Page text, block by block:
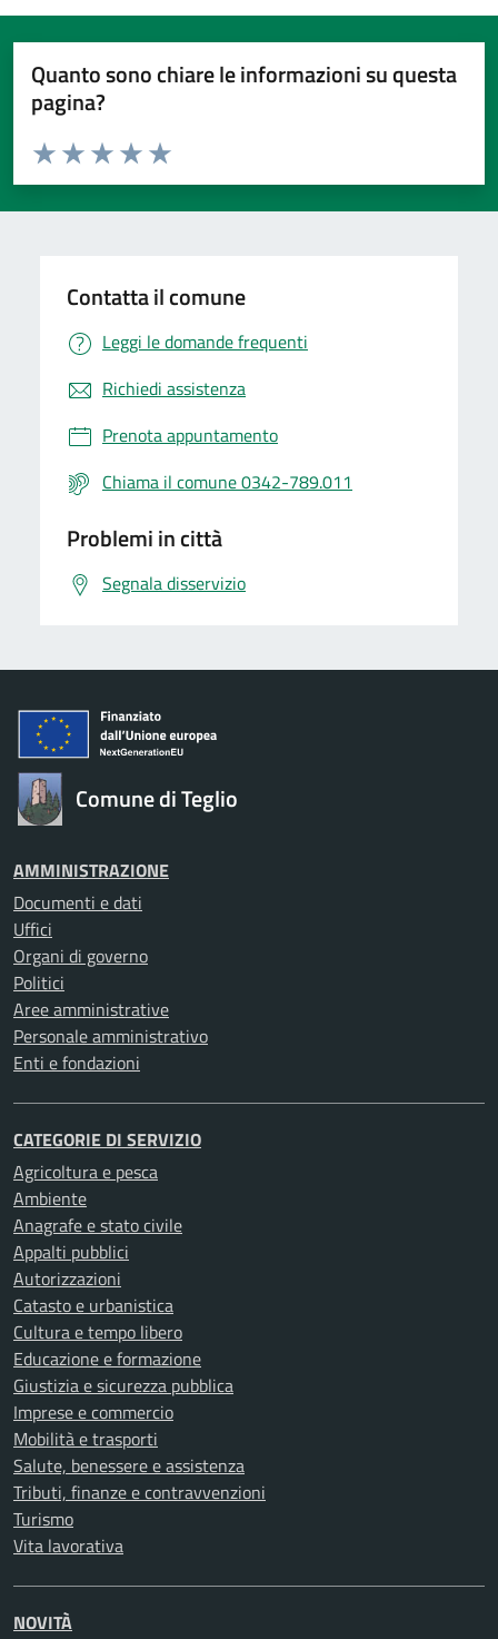
Quanto sono chiare le informazioni su questa
pagina?
Valuta da 1 a 5 stelle la pagina
Valuta 5 stelle su 5
Valuta 4 stelle su 5
Valuta 3 stelle su 5
Valuta 2 stelle su 5
Valuta 1 stelle su 5
Contatta il comune
Leggi le domande frequenti
Richiedi assistenza
Prenota appuntamento
Chiama il comune 0342-789.011
Problemi in città
Segnala disservizio
Comune di Teglio
AMMINISTRAZIONE
Documenti e dati
Uffici
Organi di governo
Politici
Aree amministrative
Personale amministrativo
Enti e fondazioni
CATEGORIE DI SERVIZIO
Agricoltura e pesca
Ambiente
Anagrafe e stato civile
Appalti pubblici
Autorizzazioni
Catasto e urbanistica
Cultura e tempo libero
Educazione e formazione
Giustizia e sicurezza pubblica
Imprese e commercio
Mobilità e trasporti
Salute, benessere e assistenza
Tributi, finanze e contravvenzioni
Turismo
Vita lavorativa
NOVITÀ